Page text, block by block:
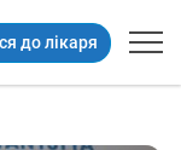
до лікаря